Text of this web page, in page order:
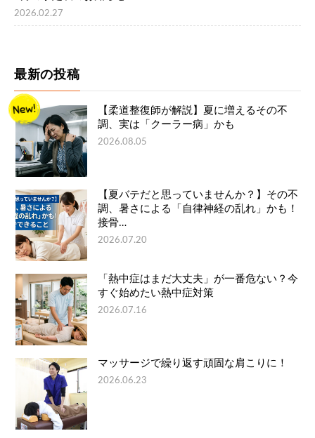
2026.02.27
最新の投稿
【柔道整復師が解説】夏に増えるその不
調、実は「クーラー病」かも
2026.08.05
【夏バテだと思っていませんか？】その不
調、暑さによる「自律神経の乱れ」かも！
接骨…
2026.07.20
「熱中症はまだ大丈夫」が一番危ない？今
すぐ始めたい熱中症対策
2026.07.16
マッサージで繰り返す頑固な肩こりに！
2026.06.23